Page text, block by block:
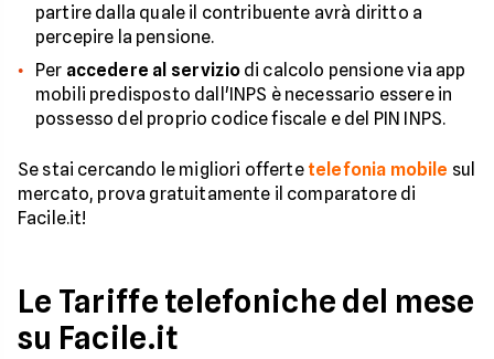
partire dalla quale il contribuente avrà diritto a
percepire la pensione.
Per accedere al serviziodi calcolo pensione via app
mobili predisposto dall'INPS è necessario essere in
possesso del proprio codice fiscale e del PIN INPS.
Se stai cercando le migliori offerte telefonia mobile sul
mercato, prova gratuitamente il comparatore di
Facile.it!
Le Tariffe telefoniche del mese
su Facile.it